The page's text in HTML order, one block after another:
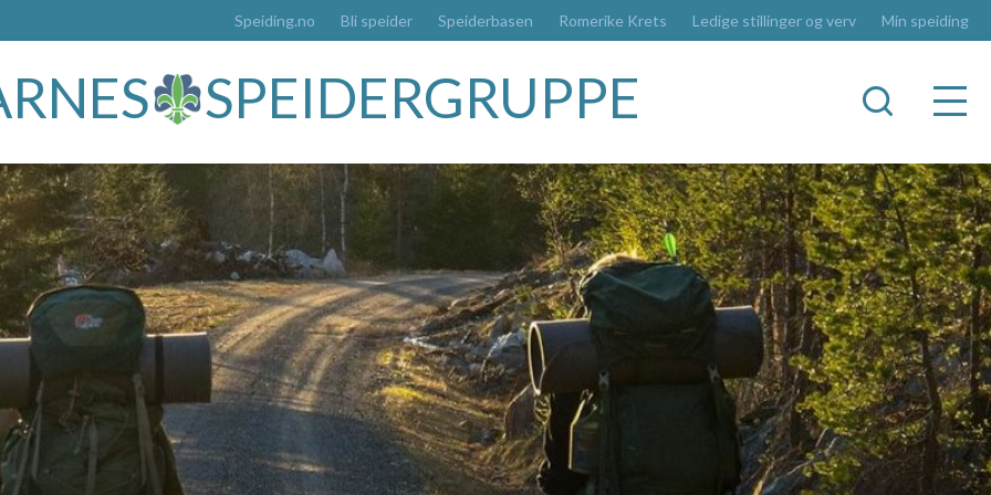
Speiding.no Bli speider Speiderbasen Romerike Krets Ledige stillinger og verv Min speiding
SPEIDERGRUPPE